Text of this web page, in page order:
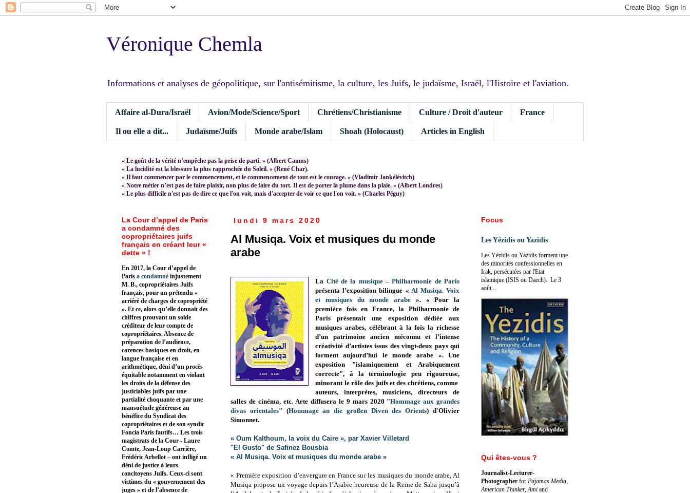
Véronique Chemla
Informations et analyses de géopolitique, sur l'antisémitisme, la culture, les Juifs, le judaïsme, Israël, l'Histoire et l'aviation.
Affaire al-Dura/Israël Avion/Mode/Science/Sport Chrétiens/Christianisme Culture / Droit d'auteur France
Il ou elle a dit... Judaïsme/Juifs Monde arabe/Islam Shoah (Holocaust) Articles in English
« Le goût de la vérité n’empêche pas la prise de parti. » (Albert Camus)
« La lucidité est la blessure la plus rapprochée du Soleil. » (René Char).
« Il faut commencer par le commencement, et le commencement de tout est le courage. » (Vladimir Jankélévitch)
« Notre métier n’est pas de faire plaisir, non plus de faire du tort. Il est de porter la plume dans la plaie. » (Albert Londres)
« Le plus difficile n'est pas de dire ce que l'on voit, mais d'accepter de voir ce que l'on voit. » (Charles Péguy)
lundi 9 mars 2020
Al Musiqa. Voix et musiques du monde
arabe
La Cité de la musique – Philharmonie de Paris
présenta l’exposition bilingue « Al Musiqa. Voix
et musiques du monde arabe ». « Pour la
première fois en France, la Philharmonie de
Paris présentait une exposition dédiée aux
musiques arabes, célébrant à la fois la richesse
d’un patrimoine ancien méconnu et l’intense
créativité d’artistes issus des vingt-deux pays qui
forment aujourd’hui le monde arabe ». Une
exposition "islamiquement et Arabiquement
correcte", à la terminologie peu rigoureuse,
minorant le rôle des juifs et des chrétiens, comme
auteurs, interprètes, musiciens, directeurs de
salles de cinéma, etc. Arte diffusera le 9 mars 2020 "Hommage aux grandes
divas orientales" (Hommage an die großen Diven des Orients) d'Olivier
Simonnet.
« Oum Kalthoum, la voix du Caire », par Xavier Villetard
"El Gusto" de Safinez Bousbia
« Al Musiqa. Voix et musiques du monde arabe »
« Première exposition d’envergure en France sur les musiques du monde arabe, Al
Musiqa propose un voyage depuis l’Arabie heureuse de la Reine de Saba jusqu’à
La Cour d’appel de Paris
a condamné des
copropriétaires juifs
français en créant leur «
dette » !
En 2017, la Cour d’appel de
Paris a condamné injustement
M. B., copropriétaires Juifs
français, pour un prétendu «
arriéré de charges de copropriété
». Et ce, alors qu’elle donnait des
chiffres prouvant un solde
créditeur de leur compte de
copropriétaires. Absence de
préparation de l’audience,
carences basiques en droit, en
langue française et en
arithmétique, déni d’un procès
équitable notamment en violant
les droits de la défense des
justiciables juifs par une
partialité choquante et par une
mansuétude généreuse au
bénéfice du Syndicat des
copropriétaires et de son syndic
Foncia Paris fautifs… Les trois
magistrats de la Cour - Laure
Comte, Jean-Loup Carrière,
Frédéric Arbellot – ont infligé un
déni de justice à leurs
concitoyens Juifs. Ceux-ci sont
victimes du « gouvernement des
juges » et de l’absence de
Focus
Les Yézidis ou Yazidis
Les Yézidis ou Yazidis forment une
des minorités confessionnelles en
Irak, persécutées par l'Etat
islamique (ISIS ou Daech). Le 3
août...
Qui êtes-vous ?
Journalist-Lecturer-
Photographer for Pajamas Media,
American Thinker, Ami and